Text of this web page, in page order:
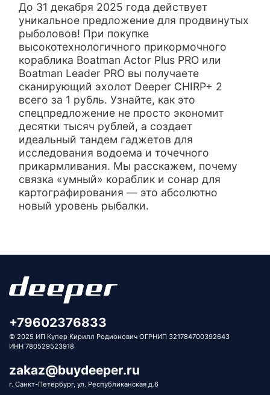
До 31 декабря 2025 года действует
уникальное предложение для продвинутых
рыболовов! При покупке
высокотехнологичного прикормочного
кораблика Boatman Actor Plus PRO или
Boatman Leader PRO вы получаете
сканирующий эхолот Deeper CHIRP+ 2
всего за 1 рубль. Узнайте, как это
спецпредложение не просто экономит
десятки тысяч рублей, а создает
идеальный тандем гаджетов для
исследования водоема и точечного
прикармливания. Мы расскажем, почему
связка «умный» кораблик и сонар для
картографирования — это абсолютно
новый уровень рыбалки.
+79602376833
© 2025 ИП Купер Кирилл Родионович ОГРНИП 321784700392643
ИНН 780529523918
zakaz@buydeeper.ru
г. Санкт-Петербург, ул. Республиканская д.6